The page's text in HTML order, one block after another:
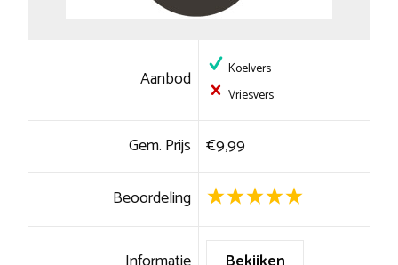
Aanbod
Koelvers
Vriesvers
Gem. Prijs €9,99
Beoordeling